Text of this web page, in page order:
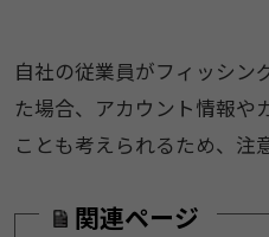
自社の従業員がフィッシン
た場合、アカウント情報や
ことも考えられるため、注
関連ページ